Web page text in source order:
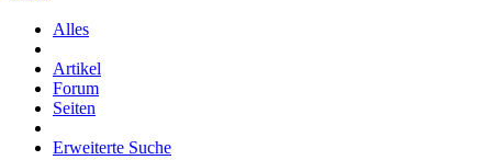
Alles
Artikel
Forum
Seiten
Erweiterte Suche